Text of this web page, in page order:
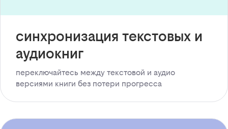
синхронизация текстовых и
аудиокниг
переключайтесь между текстовой и аудио
версиями книги без потери прогресса